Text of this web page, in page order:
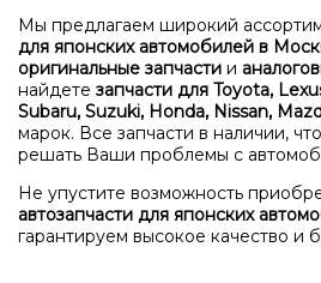
Мы предлагаем широкий
для японских автомобилей в
оригинальные запчасти и
найдете запчасти для Toyota,
Subaru, Suzuki, Honda, Nissan,
марок. Все запчасти в наличии,
решать Ваши проблемы с
Не упустите возможность
автозапчасти для японских
гарантируем высокое качество и